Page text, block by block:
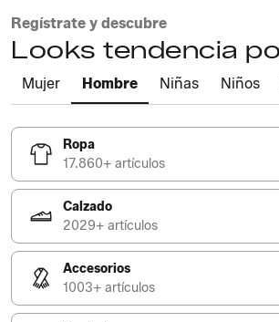
Regístrate y descubre
Looks tendencia
Mujer Hombre Niñas Niños
Ropa
17.860+ artículos
Calzado
2029+ artículos
Accesorios
1003+ artículos